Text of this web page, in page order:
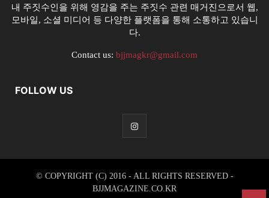
내 주짓수인을 위해 영감을 주는 주짓수 관련 매거진으로서 웹,
모바일, 소셜 미디어 등 다양한 플랫폼을 통해 소통하고 있습니
다.
Contact us: bjjmagkr@gmail.com
FOLLOW US
© COPYRIGHT (C) 2016 - ALL RIGHTS RESERVED -
BJJMAGAZINE.CO.KR